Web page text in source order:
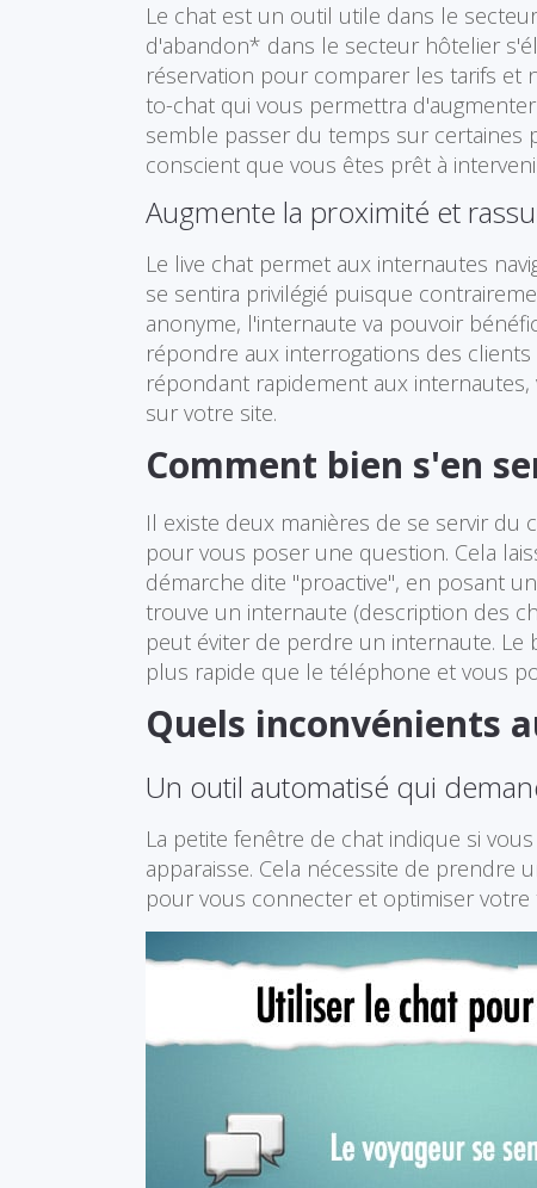
Le chat est un outil utile dans le
d'abandon* dans le secteur hôtelier
réservation pour comparer les tarifs et
to-chat qui vous permettra
semble passer du temps sur certaines
conscient que vous êtes prêt à
Augmente la proximité et
Le live chat permet aux internautes
se sentira privilégié puisque
anonyme, l'internaute va pouvoir
répondre aux interrogations des
répondant rapidement aux
sur votre site.
Comment bien s'en
Il existe deux manières de se servir
pour vous poser une question. Cela
démarche dite "proactive", en posant
trouve un internaute (description des
peut éviter de perdre un internaute. Le
plus rapide que le téléphone et vous
Quels inconvénients
Un outil automatisé qui
La petite fenêtre de chat indique si
apparaisse. Cela nécessite de prendre
pour vous connecter et optimiser